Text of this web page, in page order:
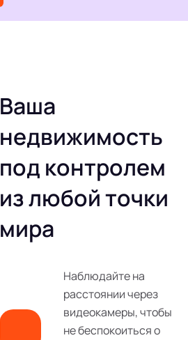
Ваша
недвижимость
под контролем
из любой точки
мира
Наблюдайте на
расстоянии через
видеокамеры, чтобы
не беспокоиться о